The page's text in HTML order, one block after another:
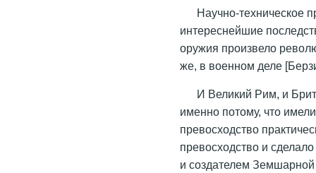
Научно-техническое
интереснейшие
оружия произвело
же, в военном деле
И Великий Рим, и
именно потому, что
превосходство
превосходство и
и создателем